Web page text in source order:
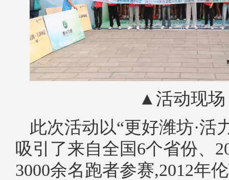
▲活动现场
此次活动以“更好潍坊·活
吸引了来自全国6个省份、
3000余名跑者参赛,2012年